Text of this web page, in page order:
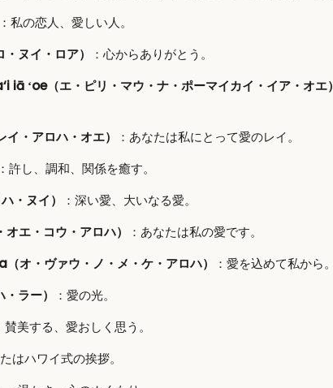
：私の恋人、愛しい人。
ヌイ・ロア）
：心からありがとう。
ʻoe（エ・ピリ・マウ・ナ・ポーマイカイ・イア・オエ）
・アロハ・オエ）
：あなたは私にとって愛のレイ。
：許し、調和、関係を癒す。
・ヌイ）
：深い愛、大いなる愛。
エ・コウ・アロハ）
：あなたは私の愛です。
オ・ヴァウ・ノ・メ・ケ・アロハ）
：愛を込めて私から。
ラー）
：愛の光。
賛美する、愛おしく思う。
はハワイ式の挨拶。